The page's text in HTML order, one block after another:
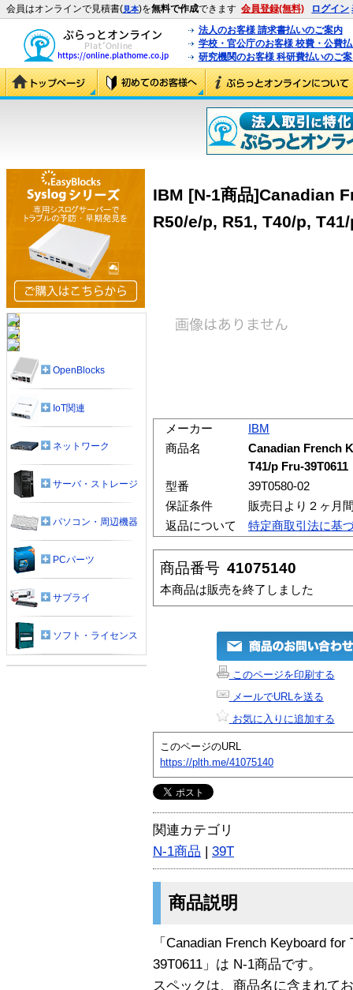
会員はオンラインで見積書(見本)を無料で作成できます 会員登録(無料) ログイン
法人のお客様 請求書払いのご案内
学校・官公庁のお客様 校費・公費
研究機関のお客様 科研費払いのご
IBM [N-1商品]Canadian
R50/e/p, R51, T40/p,
メーカー
IBM
商品名
Canadian French
T41/p Fru-39T0611
型番
39T0580-02
保証条件
販売日より２ヶ月
返品について
特定商取引法に基
商品番号 41075140
本商品は販売を終了しました
このページを印刷する
メールでURLを送る
お気に入りに追加する
このページのURL
https://plth.me/41075140
関連カテゴリ
N-1商品 | 39T
商品説明
「Canadian French Keyboard
39T0611」は N-1商品です。
スペックは、商品名に含まれて
OpenBlocks
IoT関連
ネットワーク
サーバ・ストレージ
パソコン・周辺機器
PCパーツ
サプライ
ソフト・ライセンス